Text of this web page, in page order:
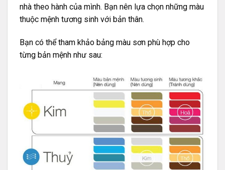
nhà theo hành của mình. Bạn nên lựa chọn những màu
thuộc mệnh tương sinh với bản thân.
Bạn có thể tham khảo bảng màu sơn phù hợp cho
từng bản mệnh như sau: